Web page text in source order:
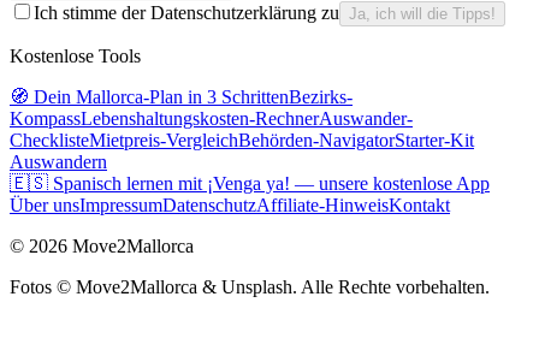
Ich stimme der Datenschutzerklärung zu Ja, ich will die Tipps!
Kostenlose Tools
🧭 Dein Mallorca-Plan in 3 SchrittenBezirks-
KompassLebenshaltungskosten-RechnerAuswander-
ChecklisteMietpreis-VergleichBehörden-NavigatorStarter-Kit
Auswandern
🇪🇸 Spanisch lernen mit ¡Venga ya! — unsere kostenlose App
Über unsImpressumDatenschutzAffiliate-HinweisKontakt
© 2026 Move2Mallorca
Fotos © Move2Mallorca & Unsplash. Alle Rechte vorbehalten.